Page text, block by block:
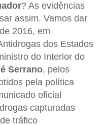
? As evidências
assim. Vamos dar
2016, em
dos Estados
do Interior do
Serrano, pelos
pela política
oficial
capturadas
tráfico